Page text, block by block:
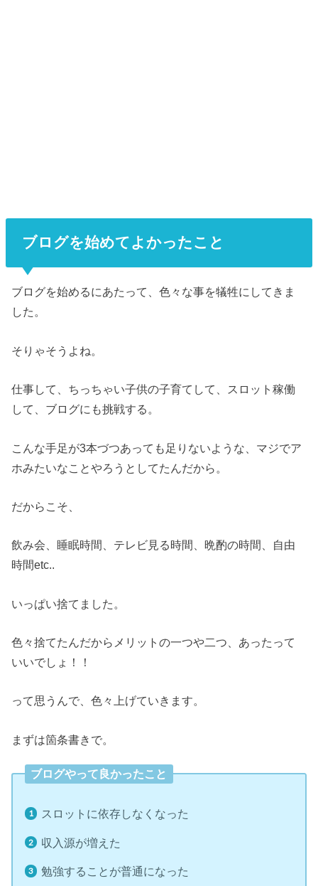
ブログを始めてよかったこと
ブログを始めるにあたって、色々な事を犠牲にしてきま
した。
そりゃそうよね。
仕事して、ちっちゃい子供の子育てして、スロット稼働
して、ブログにも挑戦する。
こんな手足が3本づつあっても足りないような、マジでア
ホみたいなことやろうとしてたんだから。
だからこそ、
飲み会、睡眠時間、テレビ見る時間、晩酌の時間、自由
時間etc..
いっぱい捨てました。
色々捨てたんだからメリットの一つや二つ、あったって
いいでしょ！！
って思うんで、色々上げていきます。
まずは箇条書きで。
ブログやって良かったこと
スロットに依存しなくなった
収入源が増えた
勉強することが普通になった